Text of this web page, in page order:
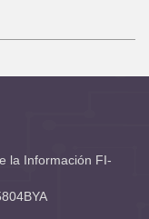
la Información FI-